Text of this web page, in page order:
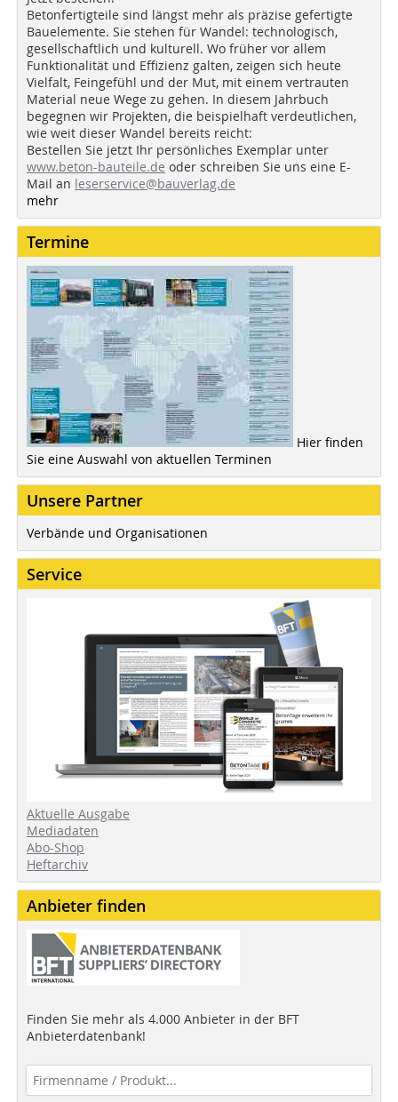
Betonfertigteile sind längst mehr als präzise gefertigte
Bauelemente. Sie stehen für Wandel: technologisch,
gesellschaftlich und kulturell. Wo früher vor allem
Funktionalität und Effizienz galten, zeigen sich heute
Vielfalt, Feingefühl und der Mut, mit einem vertrauten
Material neue Wege zu gehen. In diesem Jahrbuch
begegnen wir Projekten, die beispielhaft verdeutlichen,
wie weit dieser Wandel bereits reicht:
Bestellen Sie jetzt Ihr persönliches Exemplar unter
www.beton-bauteile.de oder schreiben Sie uns eine E-
Mail an leserservice@bauverlag.de
mehr
Termine
Hier finden
Sie eine Auswahl von aktuellen Terminen
Unsere Partner
Verbände und Organisationen
Service
Aktuelle Ausgabe
Mediadaten
Abo-Shop
Heftarchiv
Anbieter finden
Finden Sie mehr als 4.000 Anbieter in der BFT
Anbieterdatenbank!